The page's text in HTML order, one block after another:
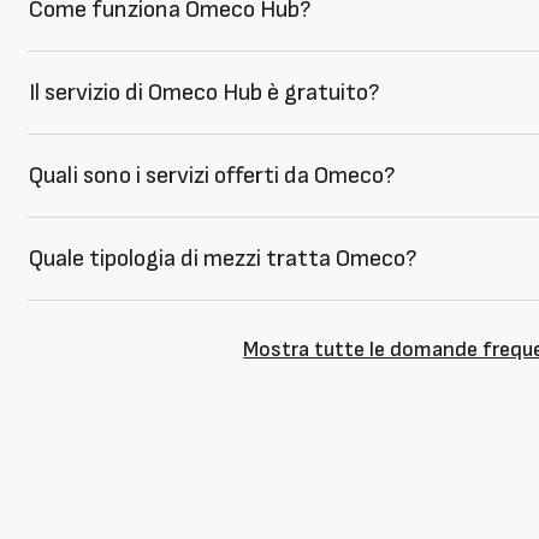
Come funziona Omeco Hub?
Il servizio di Omeco Hub è gratuito?
Quali sono i servizi offerti da Omeco?
Quale tipologia di mezzi tratta Omeco?
Mostra tutte le domande